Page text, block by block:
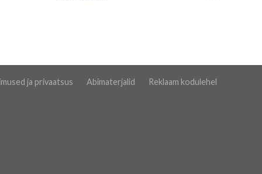
ja privaatsus Abimaterjalid Reklaam kodulehel